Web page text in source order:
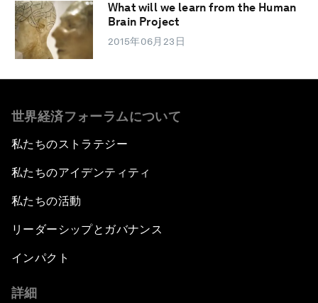
What will we learn from the Human
Brain Project
2015年06月23日
世界経済フォーラムについて
私たちのストラテジー
私たちのアイデンティティ
私たちの活動
リーダーシップとガバナンス
インパクト
詳細